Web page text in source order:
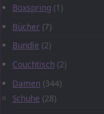
Boxspring (1)
Bücher (7)
Bundle (2)
Couchtisch (2)
Damen (344)
Schuhe (28)